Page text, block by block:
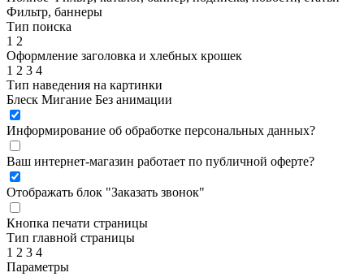
Фильтр, баннеры
Тип поиска
1 2
Оформление заголовка и хлебных крошек
1 2 3 4
Тип наведения на картинки
Блеск Мигание Без анимации
Информирование об обработке персональных данных?
Ваш интернет-магазин работает по публичной оферте?
Отображать блок "Заказать звонок"
Кнопка печати страницы
Тип главной страницы
1 2 3 4
Параметры